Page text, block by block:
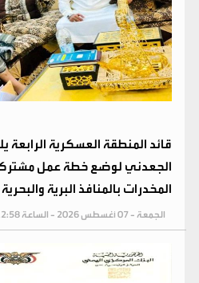
قائد المنطقة العسكرية الرابعة
الجعدني لوضع خطة عمل
المخدرات بالمنافذ البرية والبحرية
الجمعة - 07 أغسطس 2026 - الساعة 12:58 ص